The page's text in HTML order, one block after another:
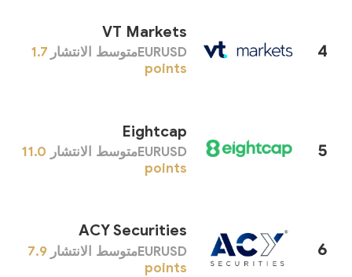
4
VT Markets
EURUSDمتوسط ​​الانتشار
1.7
points
5
Eightcap
EURUSDمتوسط ​​الانتشار
11.0
points
6
ACY Securities
EURUSDمتوسط ​​الانتشار
7.9
points